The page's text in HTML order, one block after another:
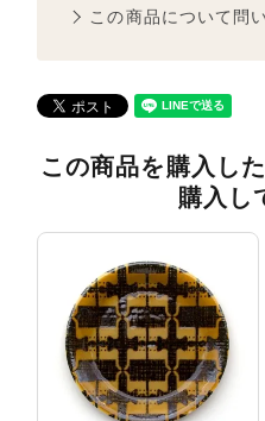
この商品について問
この商品を購入し
購入し